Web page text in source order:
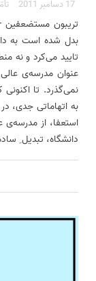
17 دسامبر 2011
تریبون
بدل شده است به
تایید می‌کرد و نه
عنوان مدرسه‌ی
نمی‌گذرد. تا
به اتهاماتی جدی،
استعفا، از
دانشگاه، تبدیل